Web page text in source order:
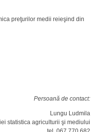
preţurilor medii reieşind din
Persoană de contact:
Lungu Ludmila
statistica agriculturii şi mediului